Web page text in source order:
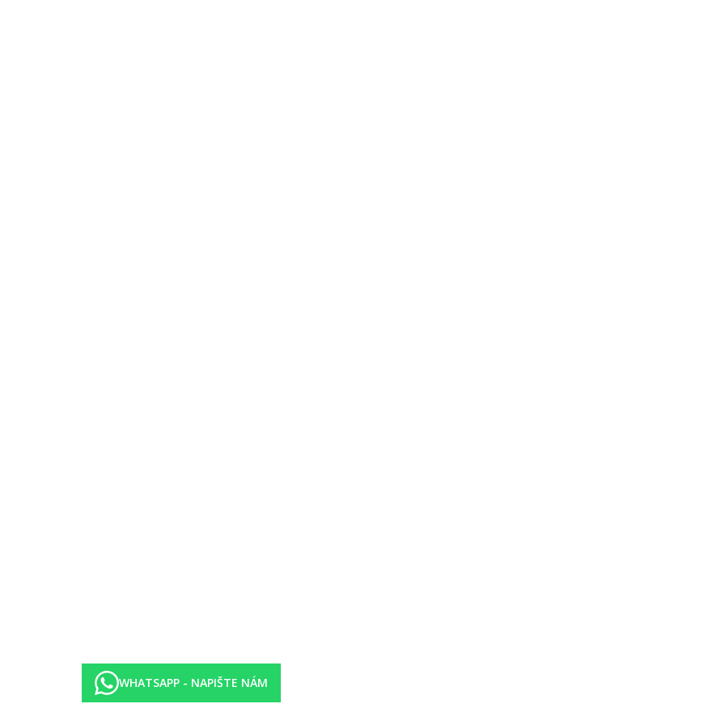
jsou za poplatek. Služba praní prádla je případně za poplatek.
k dispozici slunečníky a lehátka (případně za poplatek).
za poplatek. Lázeňská oblast, slunečná terasa, sauna a solárium případně za poplatek. Hlídání dětí: babysitting (za poplatek).
služby jsou závislé na ročním období a na místních klimatických podmínkách. Jazyky: angličtina, španělština a portugalština.
postelí, minibarem (případně za poplatek), internetem (případně za poplatek), sejfem (případně za poplatek), kávovarem s
klimatizací. Koupelna se sprchou.
postelí, minibarem (případně za poplatek), internetem (případně za poplatek), sejfem (případně za poplatek), kávovarem s
klimatizací. Koupelna se sprchou.
postelí, minibarem (případně za poplatek), internetem (případně za poplatek), sejfem (případně za poplatek), kávovarem s
klimatizací. Koupelna se sprchou.
postelí, minibarem (případně za poplatek), internetem (případně za poplatek), sejfem (případně za poplatek), kávovarem s
klimatizací. Koupelna se sprchou.
WHATSAPP - NAPIŠTE NÁM